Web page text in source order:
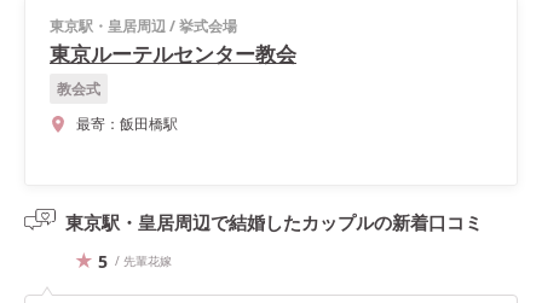
東京駅・皇居周辺/挙式会場
東京ルーテルセンター教会
教会式
最寄： 飯田橋駅
東京駅・皇居周辺で結婚したカップルの新着口コミ
5 / 先輩花嫁